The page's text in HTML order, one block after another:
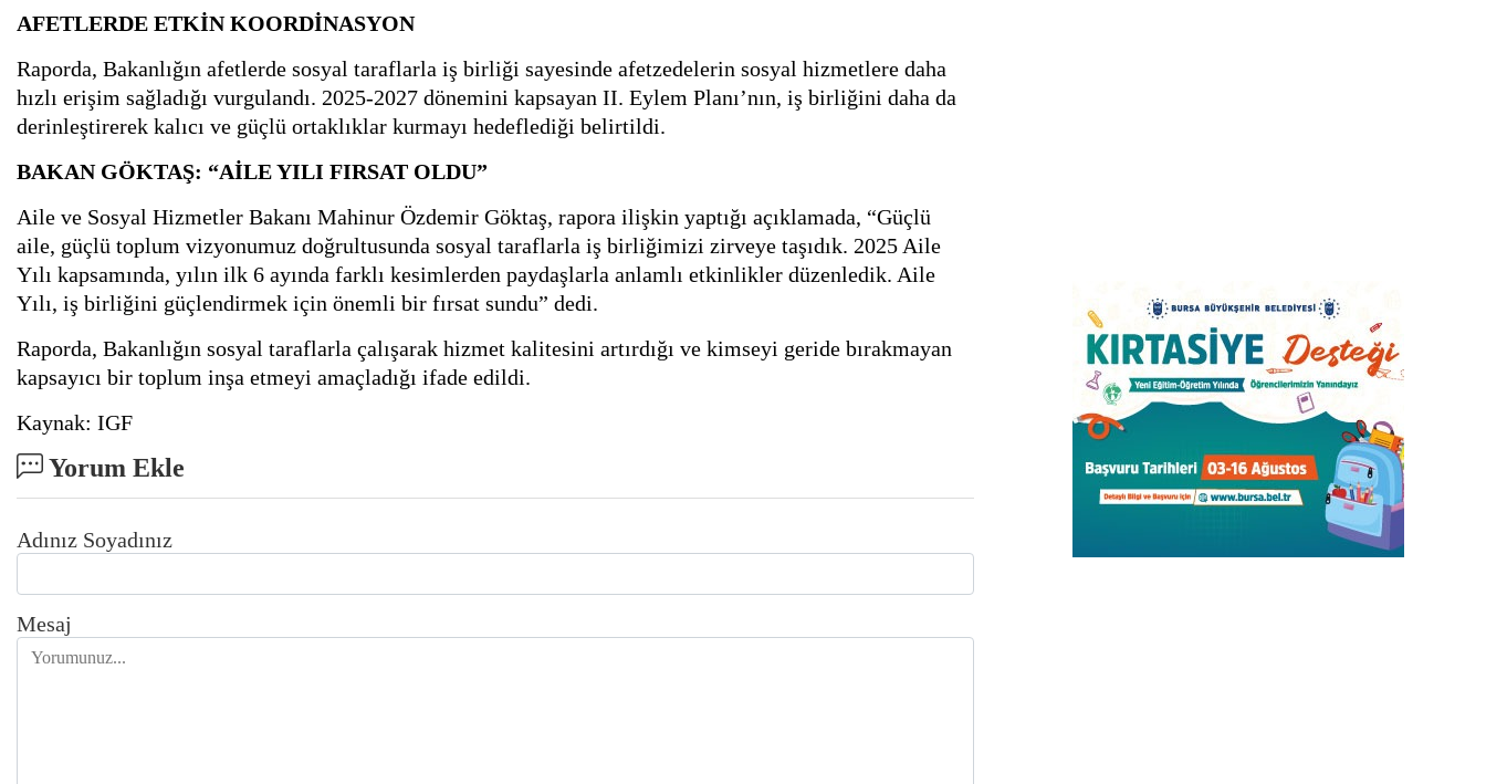
AFETLERDE ETKİN KOORDİNASYON
Raporda, Bakanlığın afetlerde sosyal taraflarla iş birliği sayesinde afetzedelerin sosyal hizmetlere daha
hızlı erişim sağladığı vurgulandı. 2025-2027 dönemini kapsayan II. Eylem Planı’nın, iş birliğini daha da
derinleştirerek kalıcı ve güçlü ortaklıklar kurmayı hedeflediği belirtildi.
BAKAN GÖKTAŞ: “AİLE YILI FIRSAT OLDU”
Aile ve Sosyal Hizmetler Bakanı Mahinur Özdemir Göktaş, rapora ilişkin yaptığı açıklamada, “Güçlü
aile, güçlü toplum vizyonumuz doğrultusunda sosyal taraflarla iş birliğimizi zirveye taşıdık. 2025 Aile
Yılı kapsamında, yılın ilk 6 ayında farklı kesimlerden paydaşlarla anlamlı etkinlikler düzenledik. Aile
Yılı, iş birliğini güçlendirmek için önemli bir fırsat sundu” dedi.
Raporda, Bakanlığın sosyal taraflarla çalışarak hizmet kalitesini artırdığı ve kimseyi geride bırakmayan
kapsayıcı bir toplum inşa etmeyi amaçladığı ifade edildi.
Kaynak: IGF
Yorum Ekle
Adınız Soyadınız
Mesaj